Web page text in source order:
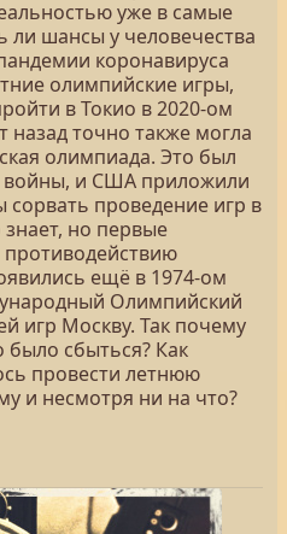
уже в самые
ли шансы у человечества
коронавируса
олимпийские игры,
в Токио в 2020-ом
назад точно также могла
олимпиада. Это был
войны, и США приложили
проведение игр в
но первые
ещё в 1974-ом
Олимпийский
игр Москву. Так почему
сбыться? Как
провести летнюю
и несмотря ни на что?